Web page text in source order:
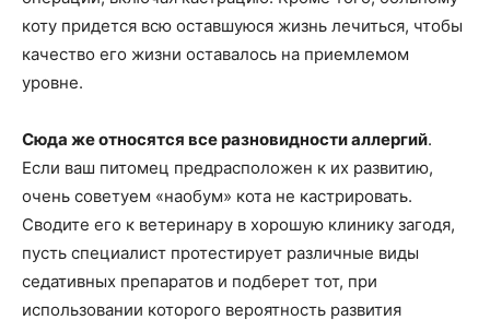
коту придется всю оставшуюся жизнь лечиться, чтобы
качество его жизни оставалось на приемлемом
уровне.
Сюда же относятся все разновидности аллергий.
Если ваш питомец предрасположен к их развитию,
очень советуем «наобум» кота не кастрировать.
Сводите его к ветеринару в хорошую клинику загодя,
пусть специалист протестирует различные виды
седативных препаратов и подберет тот, при
использовании которого вероятность развития